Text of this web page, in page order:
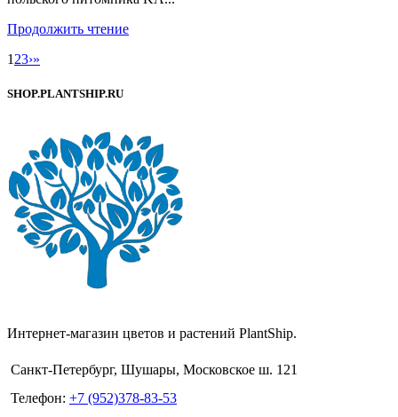
Продолжить чтение
1 23›»
SHOP.PLANTSHIP.RU
Интернет-магазин цветов и растений PlantShip.
Санкт-Петербург, Шушары, Московское ш. 121
Телефон: +7 (952)378-83-53